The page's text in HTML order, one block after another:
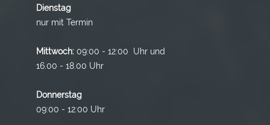
Dienstag
nur mit Termin
Mittwoch: 09:00 - 12:00 Uhr und
16.00 - 18.00 Uhr
Donnerstag
09:00 - 12:00 Uhr